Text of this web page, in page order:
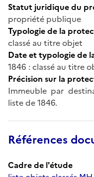
Statut juridique du
propriété publique
Typologie de la
classé au titre objet
Date et typologie de
1846 : classé au titre
Précision sur la
Immeuble par
liste de 1846.
Références
Cadre de l'étude